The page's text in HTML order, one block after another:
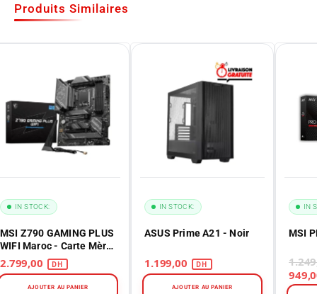
Produits Similaires
MSI Z790 GAMING PLUS
WIFI Maroc - Carte Mère
Intel LGA1700 DDR5
IN STOCK:
AJOUTER AU PANIER
ASUS Prime A21 - Noir
IN STOCK:
AJOUTER AU PANIER
MSI
IN